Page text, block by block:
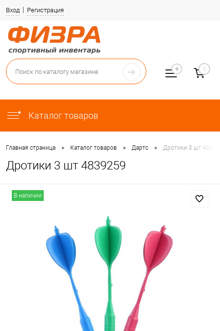
Вход Регистрация
Каталог товаров
0
Главная страница • Каталог товаров • Дартс • Дротики 3 шт
Дротики 3 шт 4839259
В наличии